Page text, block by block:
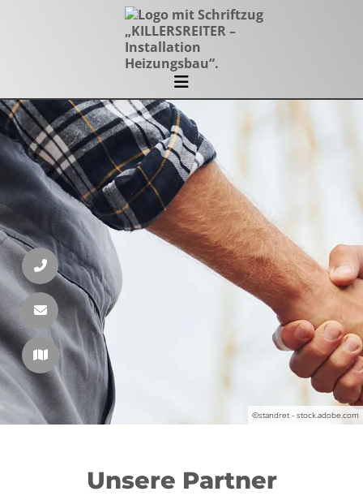
©standret - stock.adobe.com
Unsere Partner